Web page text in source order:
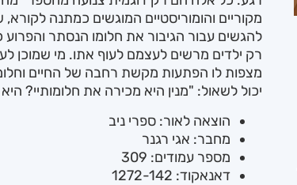
מקוריים והומוריסטיים המוגשים כמתנה
להגשים עבור הגיבור את חלומו הנסתר
רק ילדים מרשים לעצמם לעוף אתו. מי שמוכן
מצפות לו הפתעות מקשת רחבה של החיים
יכול לשאול: "מנין היא מכירה את חלומותיי?
הוצאה לאור: ספרי ניב
מחבר: אגי רגנר
מספר עמודים: 309
דאנאקוד: 1272-142